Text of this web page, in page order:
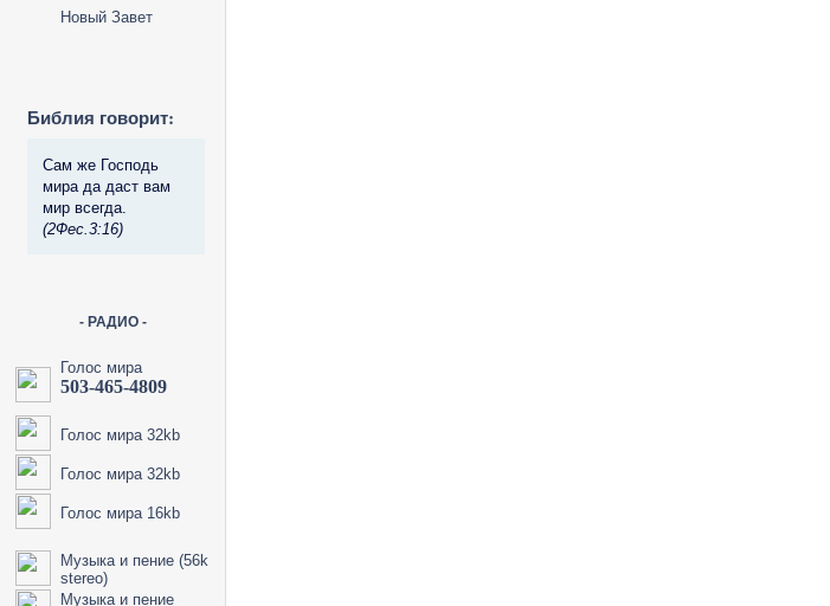
Новый Завет
Библия говорит:
Сам же Господь
мира да даст вам
мир всегда.
(2Фес.3:16)
- РАДИО -
Голос мира
503-465-4809
Голос мира 32kb
Голос мира 32kb
Голос мира 16kb
Музыка и пение (56k
stereo)
Музыка и пение